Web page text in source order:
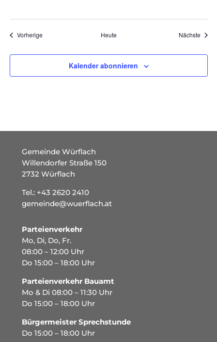
VorherigeVeranstaltungen Heute Nächste
Kalender abonnieren
Gemeinde Würflach
Willendorfer Straße 150
2732 Würflach
Tel.: +43 2620 2410
gemeinde@wuerflach.at
Parteienverkehr
Mo, Di, Do, Fr.
08:00 – 12:00 Uhr
Do 15:00 – 18:00 Uhr
Parteienverkehr Bauamt
Mo & Di 08:00 – 11:30 Uhr
Do 15:00 – 18:00 Uhr
Bürgermeister Sprechstunde
Do 15:00 – 18:00 Uhr